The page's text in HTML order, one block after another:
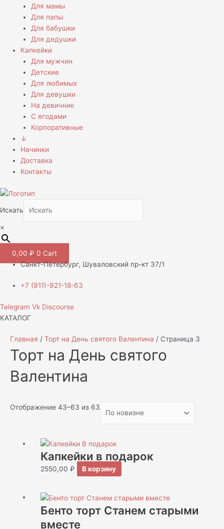
Для мамы
Для папы
Для бабушки
Для дедушки
Капкейки
Для мужчин
Детские
Для любимых
Для девушки
На девичник
С ягодами
Корпоративные
↓
Начинки
Доставка
Контакты
Искать
×
0,00 ₽ 0 Cart
Санкт-Петербург, Шуваловский пр-кт 37/1
+7 (911)-921-18-63
Telegram Vk Discourse
КАТАЛОГ
Главная / Торт на День святого Валентина / Страница 3
Торт на День святого
Валентина
Отображение 43–63 из 63
Капкейки в подарок
2550,00₽ В корзину
Бенто торт Станем старыми
вместе